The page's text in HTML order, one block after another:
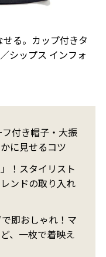
る。カップ付きタ
シップス インフォ
付き帽子・大振
に見せるコツ
！スタイリスト
ンドの取り入れ
即おしゃれ！マ
、一枚で着映え